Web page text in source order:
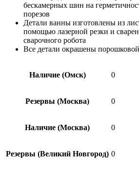
бескамерных шин на
порезов
Детали ванны изготовлены из
помощью лазерной резки и
сварочного робота
Все детали окрашены
Наличие (Омск) 0
Резервы (Москва) 0
Наличие (Москва) 0
Резервы (Великий Новгород) 0